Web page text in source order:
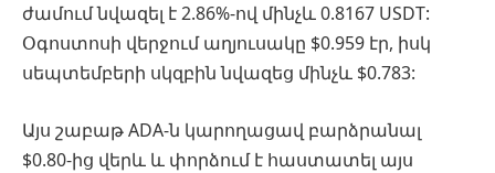
ժամում նվազել է 2.86%-ով մինչև 0.8167 USDT:
Օգոստոսի վերջում աղյուսակը $0.959 էր, իսկ
սեպտեմբերի սկզբին նվազեց մինչև $0.783:
Այս շաբաթ ADA-ն կարողացավ բարձրանալ
$0.80-ից վերև և փորձում է հաստատել այս